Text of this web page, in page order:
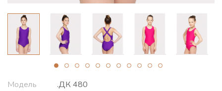
Модель
.ДК 480